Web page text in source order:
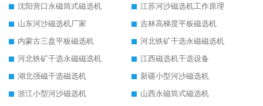
沈阳营口永磁筒式磁选机
江苏河沙磁选机工作原理
山东河沙磁选机厂家
吉林高梯度平板磁选机
内蒙古三盘平板磁选机
河北铁矿干选永磁磁选机
河北铁矿干选永磁磁选机
江西磁选机干选设备
湖北强磁干选磁选机
新疆小型河沙磁选机
浙江小型河沙磁选机
山西永磁筒式磁选机